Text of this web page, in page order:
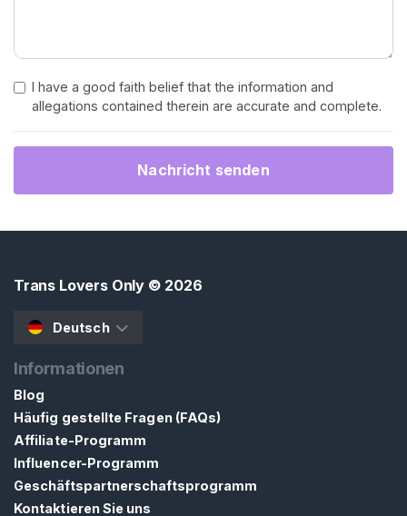
I have a good faith belief that the information and
allegations contained therein are accurate and complete.
Nachricht senden
Trans Lovers Only © 2026
Deutsch
Informationen
Blog
Häufig gestellte Fragen (FAQs)
Affiliate-Programm
Influencer-Programm
Geschäftspartnerschaftsprogramm
Kontaktieren Sie uns
S
a
t
h
e
n
S
i